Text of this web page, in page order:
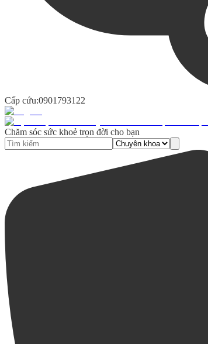
Cấp cứu:0901793122
Chăm sóc sức khoẻ trọn đời cho bạn